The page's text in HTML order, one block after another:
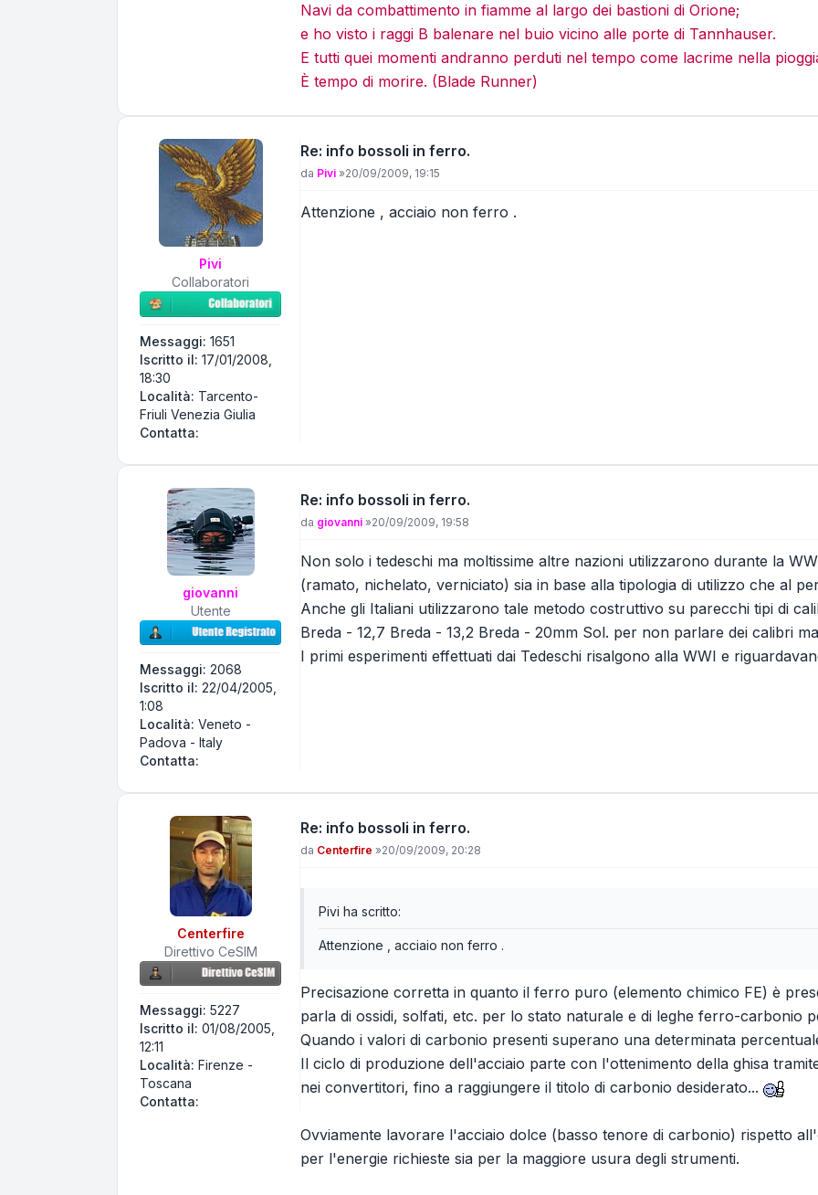
Navi da combattimento in fiamme al largo dei bastioni di Orione;
e ho visto i raggi B balenare nel buio vicino alle porte di Tannhauser.
E tutti quei momenti andranno perduti nel tempo come lacrime nella
È tempo di morire. (Blade Runner)
Pivi
Collaboratori
Messaggi: 1651
Iscritto il: 17/01/2008,
18:30
Località: Tarcento-
Friuli Venezia Giulia
Contatta:
Re: info bossoli in ferro.
Messaggio
da Pivi »20/09/2009, 19:15
Attenzione , acciaio non ferro .
giovanni
Utente
Messaggi: 2068
Iscritto il: 22/04/2005,
1:08
Località: Veneto -
Padova - Italy
Contatta:
Re: info bossoli in ferro.
Messaggio
da giovanni »20/09/2009, 19:58
Non solo i tedeschi ma moltissime altre nazioni utilizzarono durante la
(ramato, nichelato, verniciato) sia in base alla tipologia di utilizzo che al
Anche gli Italiani utilizzarono tale metodo costruttivo su parecchi tipi di
Breda - 12,7 Breda - 13,2 Breda - 20mm Sol. per non parlare dei calibri
I primi esperimenti effettuati dai Tedeschi risalgono alla WWI e
Centerfire
Direttivo CeSIM
Messaggi: 5227
Iscritto il: 01/08/2005,
12:11
Località: Firenze -
Toscana
Contatta:
Re: info bossoli in ferro.
Messaggio
da Centerfire »20/09/2009, 20:28
Pivi ha scritto:
Attenzione , acciaio non ferro .
Precisazione corretta in quanto il ferro puro (elemento chimico FE) è
parla di ossidi, solfati, etc. per lo stato naturale e di leghe ferro-carbonio
Quando i valori di carbonio presenti superano una determinata
Il ciclo di produzione dell'acciaio parte con l'ottenimento della ghisa
nei convertitori, fino a raggiungere il titolo di carbonio desiderato...
Ovviamente lavorare l'acciaio dolce (basso tenore di carbonio) rispetto
per l'energie richieste sia per la maggiore usura degli strumenti.